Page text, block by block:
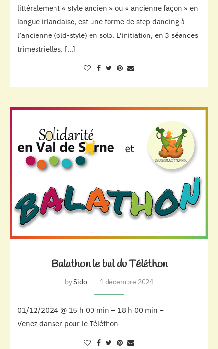
littéralement « style ancien » ou « ancienne façon » en
langue irlandaise, est une forme de step dancing à
l’ancienne (old-style) en solo. L’initiation, en 3 séances
trimestrielles, […]
Balathon le bal du Téléthon
bySido 1 décembre 2024
01/12/2024 @ 15 h 00 min – 18 h 00 min –
Venez danser pour le Téléthon